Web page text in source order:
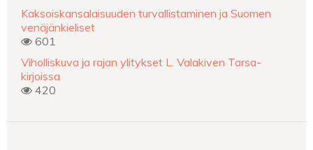
Kaksoiskansalaisuuden turvallistaminen ja Suomen
venäjänkieliset
601
Viholliskuva ja rajan ylitykset L. Valakiven Tarsa-
kirjoissa
420